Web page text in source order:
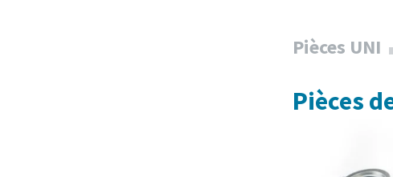
Pièces UNI
Pièces